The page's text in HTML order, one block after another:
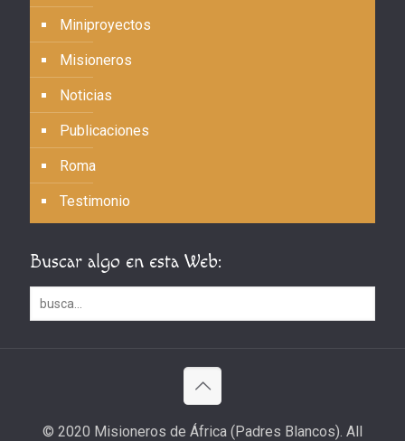
Miniproyectos
Misioneros
Noticias
Publicaciones
Roma
Testimonio
Buscar algo en esta Web:
© 2020 Misioneros de África (Padres Blancos). All